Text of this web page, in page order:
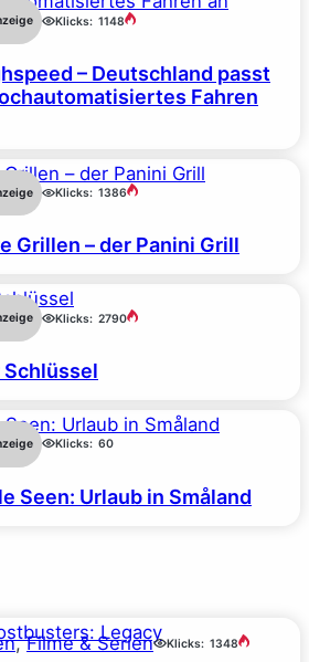
Klicks: 1148
– Deutschland passt
Fahren
Klicks: 1386
Grillen – der Panini Grill
Klicks: 2790
Klicks: 60
Seen: Urlaub in Småland
, Filme & Serien Klicks: 1348